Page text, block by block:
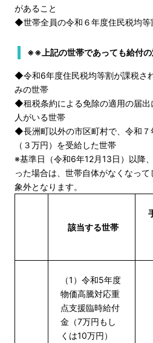
があること
◆世帯全員の令和６年度住民税均等
※※上記の世帯であっても給付
◆令和6年度住民税均等割が課税さ
みの世帯
◆租税条約による免除の適用の届出
人がいる世帯
◆長洲町以外の市区町村で、令和７
（３万円）を受給した世帯
※基準日（令和6年12月13日）以降
った場合は、世帯自体がなくなっ
象外となります。
該当する世帯
（1）令和5年度
物価高騰対応重
点支援臨時給付
金（7万円もし
くは10万円）